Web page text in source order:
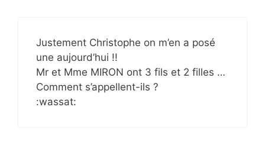
Justement Christophe on m’en a posé
une aujourd’hui !!
Mr et Mme MIRON ont 3 fils et 2 filles …
Comment s’appellent-ils ?
:wassat: